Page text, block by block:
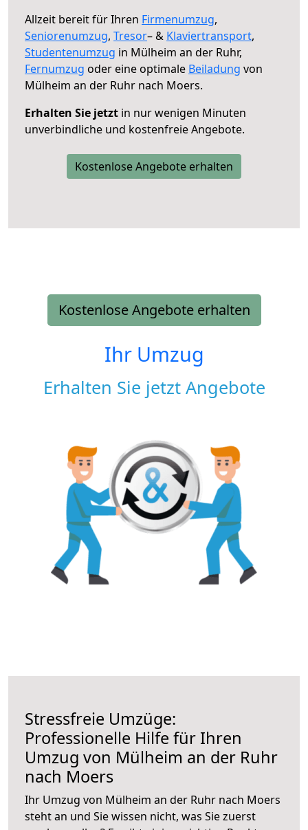
Allzeit bereit für Ihren Firmenumzug,
Seniorenumzug, Tresor– & Klaviertransport,
Studentenumzug in Mülheim an der Ruhr,
Fernumzug oder eine optimale Beiladung von
Mülheim an der Ruhr nach Moers.
Erhalten Sie jetzt in nur wenigen Minuten
unverbindliche und kostenfreie Angebote.
Kostenlose Angebote erhalten
Kostenlose Angebote erhalten
Ihr Umzug
Erhalten Sie jetzt Angebote
Stressfreie Umzüge:
Professionelle Hilfe für Ihren
Umzug von Mülheim an der Ruhr
nach Moers
Ihr Umzug von Mülheim an der Ruhr nach Moers
steht an und Sie wissen nicht, was Sie zuerst